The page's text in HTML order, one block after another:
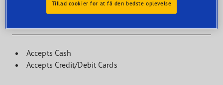
Kundefaciliteter
Accepts Cash
Accepts Credit/Debit Cards
Tillad cookier for at få den bedste oplevelse